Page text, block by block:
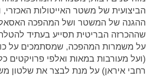
הביצועית של משטר האייטולות
ההגנה של המשטר ושל המהפכה
שההכרזה הבריטית תסייע בעתיד
על משמרות המהפכה, שמסתמכים על
(ועל מעורבות במאות ואלפי פרויקטים
רחבי איראן) על מנת לבצר את שלטון